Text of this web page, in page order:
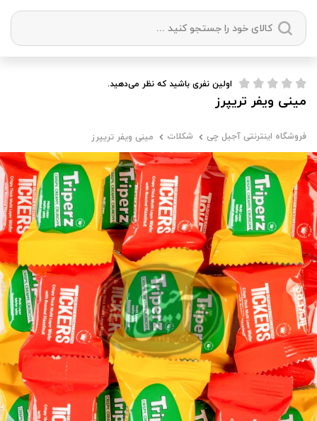
دسته بندی ها
آجیل میوه خشک
فروشگاه اینترنتی آجیل چی شکلات مینی ویفر تریپرز
اولین نفری باشید که نظر می‌دهید.
مینی ویفر تریپرز